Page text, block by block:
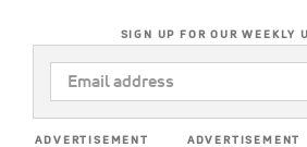
SIGN UP FOR OUR WEEKLY
EMAIL
ADDRESS
ADVERTISEMENT ADVERTISEMENT